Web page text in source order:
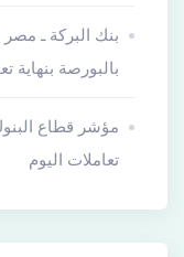
بنك البركة ـ
بالبورصة بنهاية
تعاملات اليوم